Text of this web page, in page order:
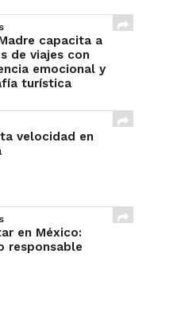
capacita a
de viajes con
emocional y
turística
velocidad en
en México:
responsable